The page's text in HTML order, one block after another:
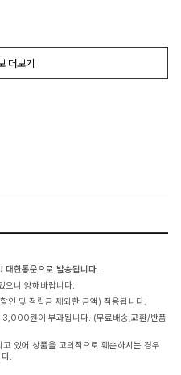
더보기
한통운으로 발송됩니다.
으니 양해바랍니다.
인 및 적립금 제외한 금액) 적용됩니다.
3,000원이 부과됩니다. (무료배송,교환/반품
있어 상품을 고의적으로 훼손하시는 경우
.